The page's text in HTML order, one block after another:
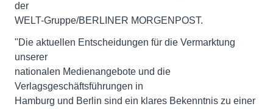
der
WELT-Gruppe/BERLINER MORGENPOST.
"Die aktuellen Entscheidungen für die Vermarktung
unserer
nationalen Medienangebote und die
Verlagsgeschäftsführungen in
Hamburg und Berlin sind ein klares Bekenntnis zu einer